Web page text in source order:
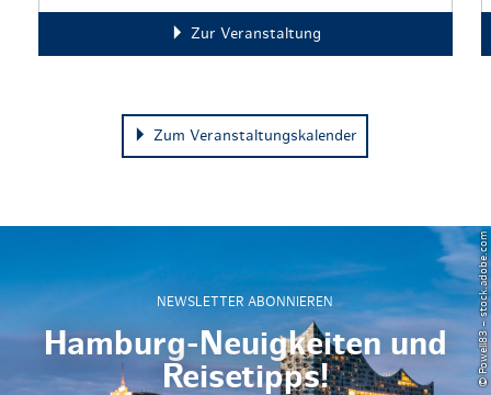
Zur Veranstaltung
Zum Veranstaltungskalender
NEWSLETTER ABONNIEREN
Hamburg-Neuigkeiten und
Reisetipps!
© Powell83 – stock.adobe.com